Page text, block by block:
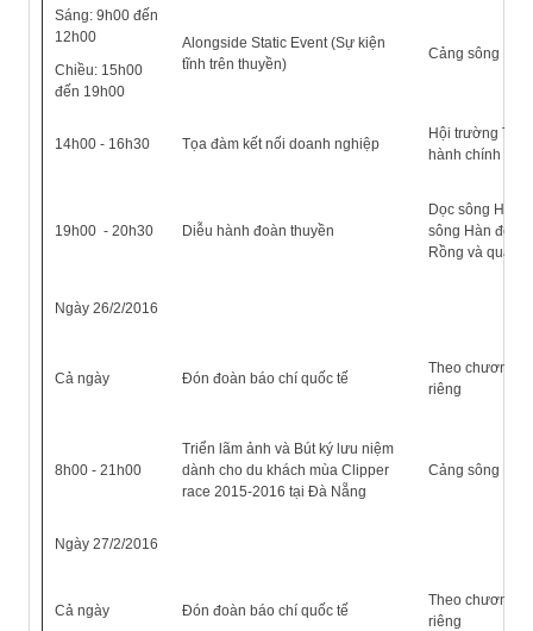
Sáng: 9h00 đến
12h00
Alongside Static Event (Sự kiện
tĩnh trên thuyền)
Cảng sông Hàn
Chiều: 15h00
đến 19h00
14h00 - 16h30 Tọa đàm kết nối doanh nghiệp
Hội trường
hành chính
19h00 - 20h30 Diễu hành đoàn thuyền
Dọc sông Hàn
sông Hàn đến
Rồng và quay
Ngày 26/2/2016
Cả ngày Đón đoàn báo chí quốc tế
Theo chương
riêng
8h00 - 21h00
Triển lãm ảnh và Bút ký lưu niệm
dành cho du khách mùa Clipper
race 2015-2016 tại Đà Nẵng
Cảng sông Hàn
Ngày 27/2/2016
Cả ngày Đón đoàn báo chí quốc tế
Theo chương
riêng